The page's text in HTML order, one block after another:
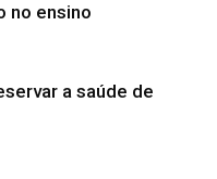
no ensino
a saúde de